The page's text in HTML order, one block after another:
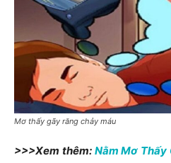
Mơ thấy gãy răng chảy máu
>>>Xem thêm: Nằm Mơ Thấy